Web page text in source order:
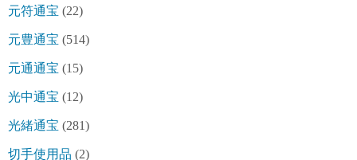
元符通宝 (22)
元豊通宝 (514)
元通通宝 (15)
光中通宝 (12)
光緒通宝 (281)
切手使用品 (2)